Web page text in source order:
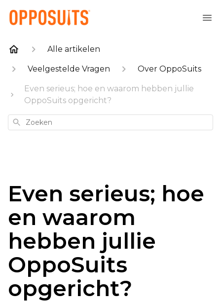
Alle artikelen
Veelgestelde Vragen Over OppoSuits
Even serieus; hoe en waarom hebben jullie
OppoSuits opgericht?
Zoeken
Even serieus; hoe
en waarom
hebben jullie
OppoSuits
opgericht?